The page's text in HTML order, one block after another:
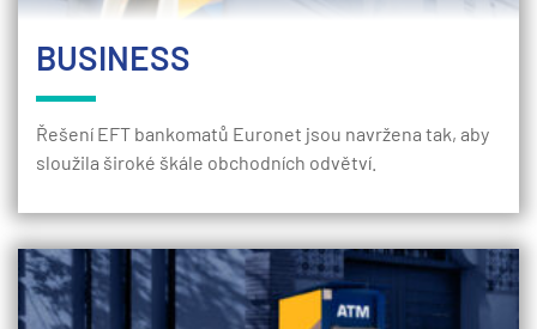
BUSINESS
Řešení EFT bankomatů Euronet jsou navržena tak, aby
sloužila široké škále obchodních odvětví.